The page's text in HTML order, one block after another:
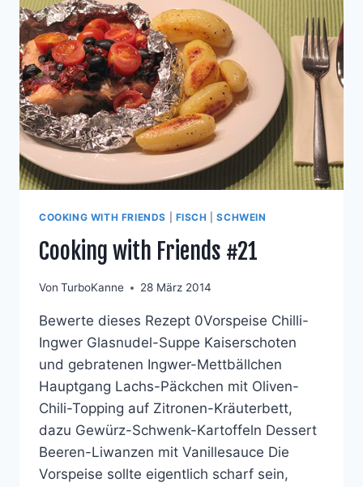
BLUMENKOHL
UND
SCHWENKKARTOFFELN
COOKING WITH FRIENDS FISCH |SCHWEIN
Cooking with Friends #21
Von TurboKanne 28 März 2014
Bewerte dieses Rezept 0Vorspeise Chilli-
Ingwer Glasnudel-Suppe Kaiserschoten
und gebratenen Ingwer-Mettbällchen
Hauptgang Lachs-Päckchen mit Oliven-
Chili-Topping auf Zitronen-Kräuterbett,
dazu Gewürz-Schwenk-Kartoffeln Dessert
Beeren-Liwanzen mit Vanillesauce Die
Vorspeise sollte eigentlich scharf sein,